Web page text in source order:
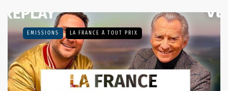
EMISSIONS LA FRANCE À TOUT PRIX